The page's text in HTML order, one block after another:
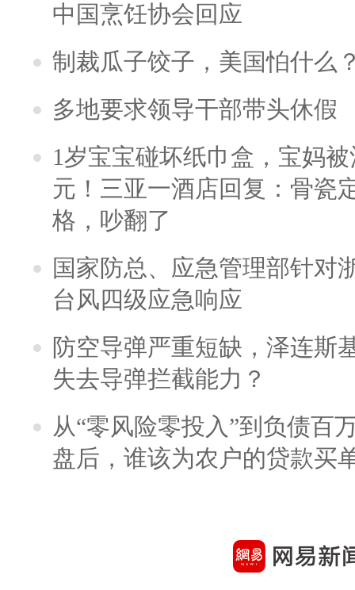
中国烹饪协会回应
制裁瓜子饺子，美国怕什么
多地要求领导干部带头休假
1岁宝宝碰坏纸巾盒，宝妈
元！三亚一酒店回复：骨瓷
格，吵翻了
国家防总、应急管理部针对
台风四级应急响应
防空导弹严重短缺，泽连斯
失去导弹拦截能力？
从“零风险零投入”到负债百
盘后，谁该为农户的贷款买